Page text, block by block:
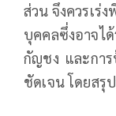
ส่วน จึงควรเร่
บุคคลซึ่งอาจไ
กัญชง และการ
ชัดเจน โดยสรุ